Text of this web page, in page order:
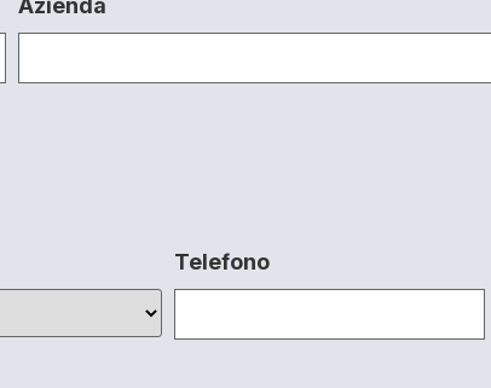
Azienda
Telefono